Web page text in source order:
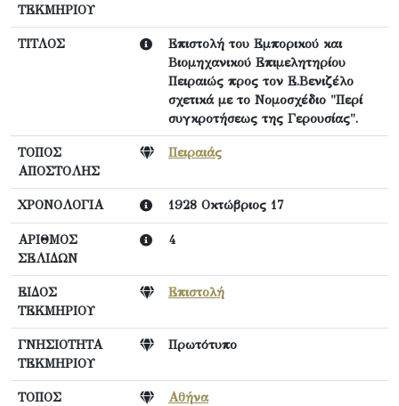
ΤΕΚΜΗΡΙΟΥ
ΤΙΤΛΟΣ
Επιστολή του Εμπορικού και
Βιομηχανικού Επιμελητηρίου
Πειραιώς προς τον Ε.Βενιζέλο
σχετικά με το Νομοσχέδιο "Περί
συγκροτήσεως της Γερουσίας".
ΤΟΠΟΣ
ΑΠΟΣΤΟΛΗΣ
Πειραιάς
ΧΡΟΝΟΛΟΓΙΑ 1928 Οκτώβριος 17
ΑΡΙΘΜΟΣ
ΣΕΛΙΔΩΝ
4
ΕΙΔΟΣ
ΤΕΚΜΗΡΙΟΥ
Επιστολή
ΓΝΗΣΙΟΤΗΤΑ
ΤΕΚΜΗΡΙΟΥ
Πρωτότυπο
ΤΟΠΟΣ
Αθήνα